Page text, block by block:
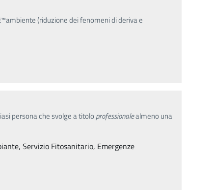
(riduzione dei fenomeni di deriva e
persona che svolge a titoloprofessionalealmeno una
Servizio Fitosanitario, Emergenze